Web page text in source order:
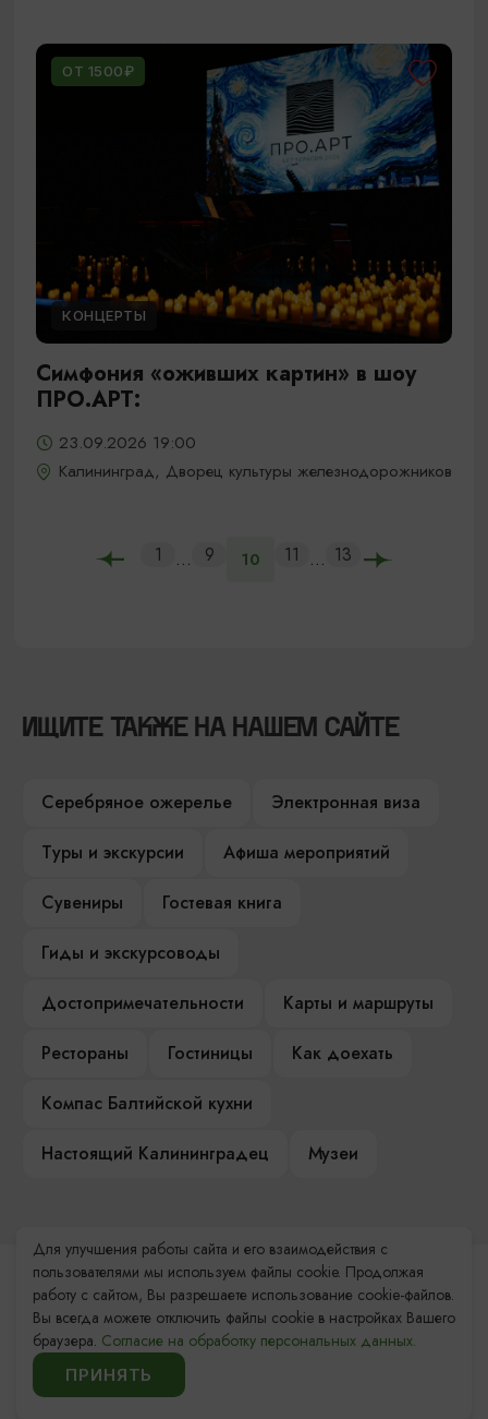
ОТ 1500₽
КОНЦЕРТЫ
Симфония «оживших картин» в шоу
ПРО.АРТ:
23.09.2026 19:00
Калининград, Дворец культуры железнодорожников
1 ... 9 10 11 ... 13
ИЩИТЕ ТАКЖЕ НА НАШЕМ САЙТЕ
Серебряное ожерелье
Электронная виза
Туры и экскурсии
Афиша мероприятий
Сувениры
Гостевая книга
Гиды и экскурсоводы
Достопримечательности
Карты и маршруты
Рестораны
Гостиницы
Как доехать
Компас Балтийской кухни
Настоящий Калининградец
Музеи
Контакты Туристского
информационного центра
+7 (4012) 555-200
Для улучшения работы сайта и его взаимодействия с
пользователями мы используем файлы cookie. Продолжая
работу с сайтом, Вы разрешаете использование cookie-файлов.
Вы всегда можете отключить файлы cookie в настройках Вашего
браузера. Согласие на обработку персональных данных.
ПРИНЯТЬ